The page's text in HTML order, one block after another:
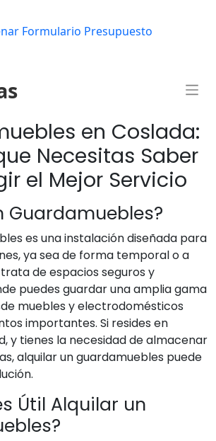
en Coslada:
Necesitas Saber
el Mejor Servicio
Guardamuebles?
es una instalación diseñada para
ya sea de forma temporal o a
de espacios seguros y
puedes guardar una amplia gama
muebles y electrodomésticos
importantes. Si resides en
y tienes la necesidad de almacenar
alquilar un guardamuebles puede
Útil Alquilar un